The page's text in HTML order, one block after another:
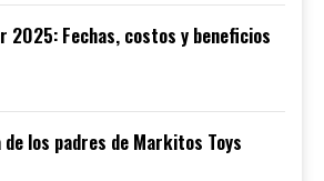
2025: Fechas, costos y beneficios
los padres de Markitos Toys